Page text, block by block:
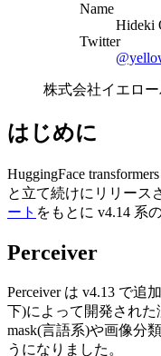
Name
Hideki
Twitter
株式会社イエロ
はじめに
HuggingFace
と立て続けにリリース
ート をもとに v4.14 系
Perceiver
Perceiver は v4.13 で追
下)によって開発され
mask(言語系)や画像分
うになりました。